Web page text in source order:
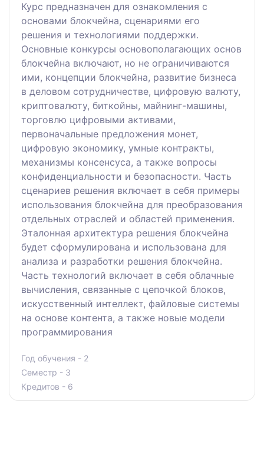
Курс предназначен для ознакомления с
основами блокчейна, сценариями его
решения и технологиями поддержки.
Основные конкурсы основополагающих основ
блокчейна включают, но не ограничиваются
ими, концепции блокчейна, развитие бизнеса
в деловом сотрудничестве, цифровую валюту,
криптовалюту, биткойны, майнинг-машины,
торговлю цифровыми активами,
первоначальные предложения монет,
цифровую экономику, умные контракты,
механизмы консенсуса, а также вопросы
конфиденциальности и безопасности. Часть
сценариев решения включает в себя примеры
использования блокчейна для преобразования
отдельных отраслей и областей применения.
Эталонная архитектура решения блокчейна
будет сформулирована и использована для
анализа и разработки решения блокчейна.
Часть технологий включает в себя облачные
вычисления, связанные с цепочкой блоков,
искусственный интеллект, файловые системы
на основе контента, а также новые модели
программирования
Год обучения - 2
Семестр - 3
Кредитов - 6